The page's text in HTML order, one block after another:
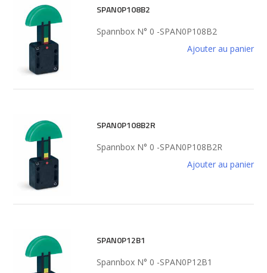
SPAN0P108B2
Spannbox N° 0 -SPAN0P108B2
Ajouter au panier
SPAN0P108B2R
Spannbox N° 0 -SPAN0P108B2R
Ajouter au panier
SPAN0P12B1
Spannbox N° 0 -SPAN0P12B1